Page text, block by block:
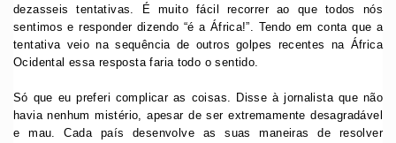
dezasseis tentativas. É muito fácil recorrer ao que todos nós
sentimos e responder dizendo “é a África!”. Tendo em conta que a
tentativa veio na sequência de outros golpes recentes na África
Ocidental essa resposta faria todo o sentido.
Só que eu preferi complicar as coisas. Disse à jornalista que não
havia nenhum mistério, apesar de ser extremamente desagradável
e mau. Cada país desenvolve as suas maneiras de resolver